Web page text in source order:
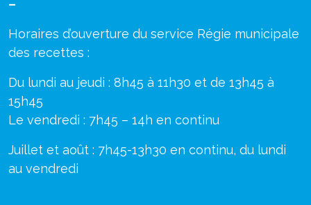
–
Horaires d’ouverture du service Régie municipale
des recettes :
Du lundi au jeudi : 8h45 à 11h30 et de 13h45 à
15h45
Le vendredi : 7h45 – 14h en continu
Juillet et août : 7h45-13h30 en continu, du lundi
au vendredi